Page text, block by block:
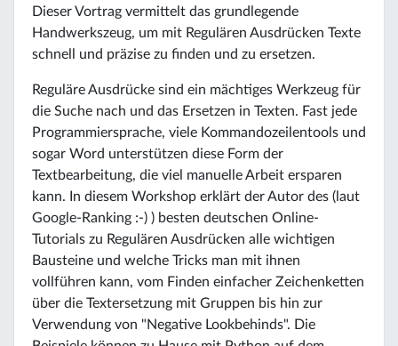
Dieser Vortrag vermittelt das grundlegende
Handwerkszeug, um mit Regulären Ausdrücken Texte
schnell und präzise zu finden und zu ersetzen.
Reguläre Ausdrücke sind ein mächtiges Werkzeug für
die Suche nach und das Ersetzen in Texten. Fast jede
Programmiersprache, viele Kommandozeilentools und
sogar Word unterstützen diese Form der
Textbearbeitung, die viel manuelle Arbeit ersparen
kann. In diesem Workshop erklärt der Autor des (laut
Google-Ranking :-) ) besten deutschen Online-
Tutorials zu Regulären Ausdrücken alle wichtigen
Bausteine und welche Tricks man mit ihnen
vollführen kann, vom Finden einfacher Zeichenketten
über die Textersetzung mit Gruppen bis hin zur
Verwendung von "Negative Lookbehinds". Die